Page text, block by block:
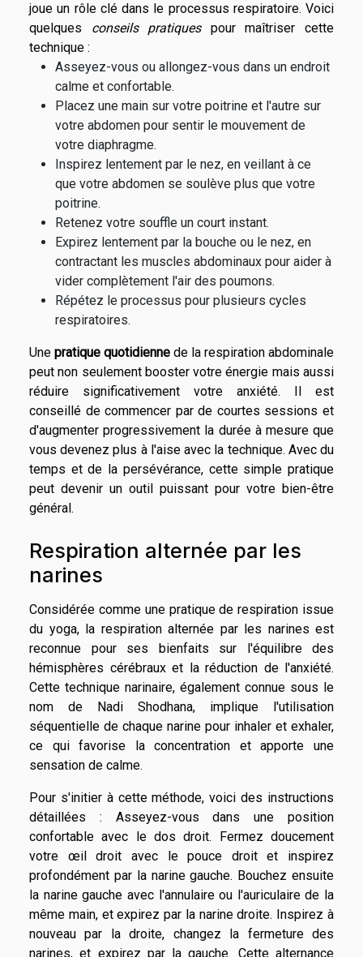
joue un rôle clé dans le processus respiratoire. Voici
quelques conseils pratiquespour maîtriser cette
technique :
Asseyez-vous ou allongez-vous dans un endroit
calme et confortable.
Placez une main sur votre poitrine et l'autre sur
votre abdomen pour sentir le mouvement de
votre diaphragme.
Inspirez lentement par le nez, en veillant à ce
que votre abdomen se soulève plus que votre
poitrine.
Retenez votre souffle un court instant.
Expirez lentement par la bouche ou le nez, en
contractant les muscles abdominaux pour aider à
vider complètement l'air des poumons.
Répétez le processus pour plusieurs cycles
respiratoires.
Une pratique quotidienne de la respiration abdominale
peut non seulement booster votre énergie mais aussi
réduire significativement votre anxiété. Il est
conseillé de commencer par de courtes sessions et
d'augmenter progressivement la durée à mesure que
vous devenez plus à l'aise avec la technique. Avec du
temps et de la persévérance, cette simple pratique
peut devenir un outil puissant pour votre bien-être
général.
Respiration alternée par les
narines
Considérée comme une pratique de respiration issue
du yoga, la respiration alternée par les narines est
reconnue pour ses bienfaits sur l'équilibre des
hémisphères cérébraux et la réduction de l'anxiété.
Cette technique narinaire, également connue sous le
nom de Nadi Shodhana, implique l'utilisation
séquentielle de chaque narine pour inhaler et exhaler,
ce qui favorise la concentration et apporte une
sensation de calme.
Pour s'initier à cette méthode, voici des instructions
détaillées : Asseyez-vous dans une position
confortable avec le dos droit. Fermez doucement
votre œil droit avec le pouce droit et inspirez
profondément par la narine gauche. Bouchez ensuite
la narine gauche avec l'annulaire ou l'auriculaire de la
même main, et expirez par la narine droite. Inspirez à
nouveau par la droite, changez la fermeture des
narines, et expirez par la gauche. Cette alternance